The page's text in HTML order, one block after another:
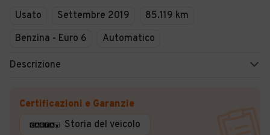
Usato Settembre 2019
85.119 km
Benzina - Euro 6
Automatico
Descrizione
Certificazioni e Garanzie
Storia del veicolo